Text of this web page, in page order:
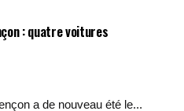
: quatre voitures
a de nouveau été le...